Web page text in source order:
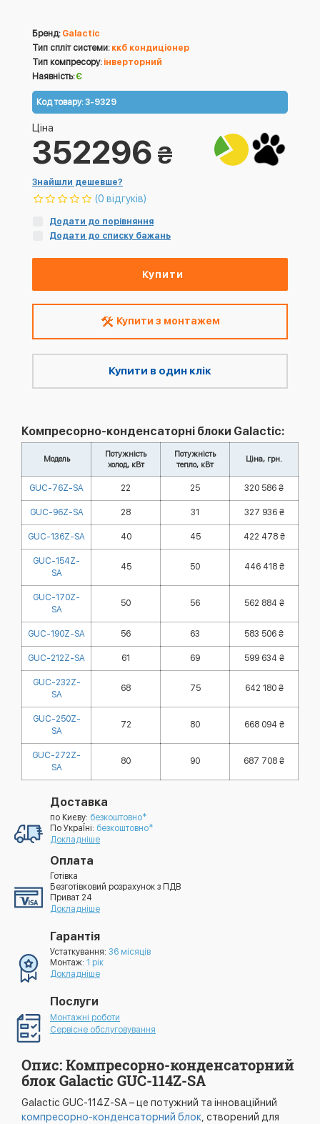
Бренд: Galactic
Тип спліт системи: ккб кондиціонер
Тип компресору: інверторний
Наявність:Є
Код товару:3-9329
Ціна
352296 ₴
Знайшли дешевше?
(0 відгуків)
Додати до порівняння
Додати до списку бажань
Купити
Купити з монтажем
Купити в один клік
Компресорно-конденсаторні блоки Galactic:
Модель
Потужність
холод, кВт
Потужність
тепло, кВт
Ціна, грн.
GUC-76Z-SA 22 25 320 586 ₴
GUC-96Z-SA 28 31 327 936 ₴
GUC-136Z-SA 40 45 422 478 ₴
GUC-154Z-
SA
45 50 446 418 ₴
GUC-170Z-
SA
50 56 562 884 ₴
GUC-190Z-SA 56 63 583 506 ₴
GUC-212Z-SA 61 69 599 634 ₴
GUC-232Z-
SA
68 75 642 180 ₴
GUC-250Z-
SA
72 80 668 094 ₴
GUC-272Z-
SA
80 90 687 708 ₴
Доставка
по Києву: безкоштовно*
По УкраЇні: безкоштовно*
Докладніше
Оплата
Готівка
Безготівковий розрахунок з ПДВ
Приват 24
Докладніше
Гарантія
Устаткування: 36 місяців
Монтаж: 1 рік
Докладніше
Послуги
Монтажні роботи
Сервісне обслуговування
Опис: Компресорно-конденсаторний
блок Galactic GUC-114Z-SA
Galactic GUC-114Z-SA – це потужний та інноваційний
компресорно-конденсаторний блок , створений для